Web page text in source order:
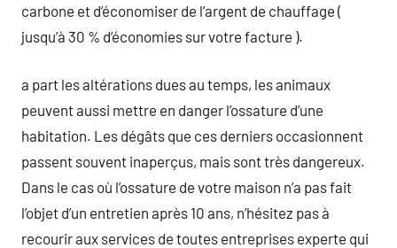
carbone et d’économiser de l’argent de chauffage (
jusqu’à 30 % d’économies sur votre facture ).
a part les altérations dues au temps, les animaux
peuvent aussi mettre en danger l’ossature d’une
habitation. Les dégâts que ces derniers occasionnent
passent souvent inaperçus, mais sont très dangereux.
Dans le cas où l’ossature de votre maison n’a pas fait
l’objet d’un entretien après 10 ans, n’hésitez pas à
recourir aux services de toutes entreprises experte qui